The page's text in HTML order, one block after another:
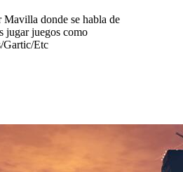
donde se habla de
jugar juegos como
Gartic/Etc